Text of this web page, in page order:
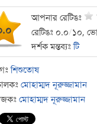
আপনার রেটিঙঃ
রেটিঙঃ ০.০/১০,
দর্শক মন্তব্যঃটি
শিশুতোষ
মোহাম্মদ নূরুজ্জামান
মোহাম্মদ নূরুজ্জামান